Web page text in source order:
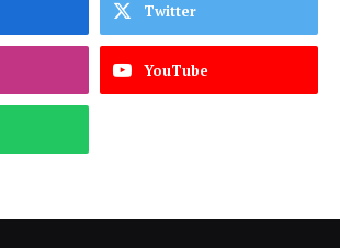
Twitter
YouTube